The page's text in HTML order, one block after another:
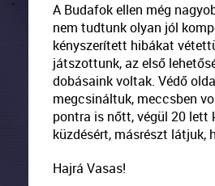
A Budafok ellen még
nem tudtunk olyan jól
kényszerített hibákat
játszottunk, az első
dobásaink voltak. Védő
megcsináltuk, meccsben
pontra is nőtt, végül 20 lett
küzdésért, másrészt látjuk,
Hajrá Vasas!